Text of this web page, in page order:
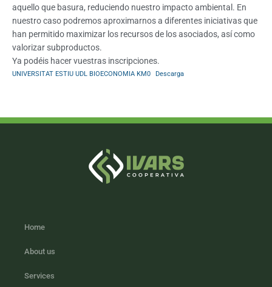
aquello que basura, reduciendo nuestro impacto ambiental. En
nuestro caso podremos aproximarnos a diferentes iniciativas que
han permitido maximizar los recursos de los asociados, así como
valorizar subproductos.
Ya podéis hacer vuestras inscripciones.
UNIVERSITAT ESTIU UDL BIOECONOMIA KM0 Descarga
Home
About us
Services